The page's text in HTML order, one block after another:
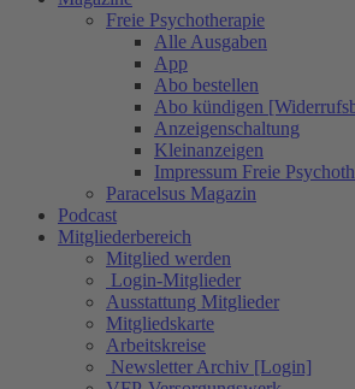
Freie Psychotherapie
Alle Ausgaben
App
Abo bestellen
Abo kündigen
Anzeigenschaltung
Kleinanzeigen
Impressum Freie
Paracelsus Magazin
Podcast
Mitgliederbereich
Mitglied werden
Login-Mitglieder
Ausstattung Mitglieder
Mitgliedskarte
Arbeitskreise
Newsletter Archiv [Login]